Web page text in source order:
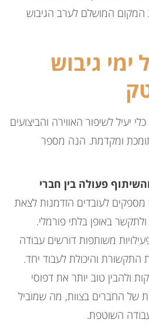
המקום המושלם לערב הגיבוש
ימי גיבוש
יעיל לשיפור האווירה והביצועים
תומכת ומקדמת. הנה מספר
פעולה בין חברי
מספקים לעובדים הזדמנות לצאת
באופן בלתי פורמלי.
משותפות דורשים עבודה
והיכולת לעבוד יחד.
ולהבין טוב יותר את דפוסי
של החברים בצוות, מה שמוביל
השוטפת.